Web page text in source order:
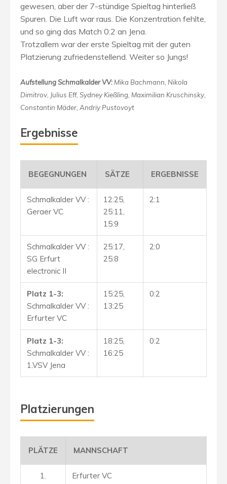
gewesen, aber der 7-stündige Spieltag hinterließ
Spuren. Die Luft war raus. Die Konzentration fehlte,
und so ging das Match 0:2 an Jena.
Trotzallem war der erste Spieltag mit der guten
Platzierung zufriedenstellend. Weiter so Jungs!
Aufstellung Schmalkalder VV: Mika Bachmann, Nikola
Dimitrov, Julius Eff, Sydney Kießling, Maximilian Kruschinsky,
Constantin Mäder, Andriy Pustovoyt
Ergebnisse
BEGEGNUNGEN SÄTZE ERGEBNISSE
Schmalkalder VV :
Geraer VC
12:25,
25:11,
15:9
2:1
Schmalkalder VV :
SG Erfurt
electronic II
25:17,
25:8
2:0
Platz 1-3:
Schmalkalder VV :
Erfurter VC
15:25,
13:25
0:2
Platz 1-3:
Schmalkalder VV :
1.VSV Jena
18:25,
16:25
0:2
Platzierungen
PLÄTZE MANNSCHAFT
1. Erfurter VC